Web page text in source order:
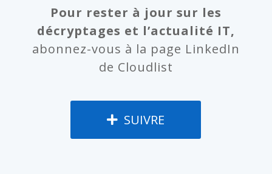
Pour rester à jour sur les
décryptages et l’actualité IT,
abonnez-vous à la page LinkedIn
de Cloudlist
SUIVRE